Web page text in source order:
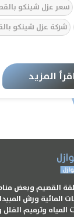
سعر عزل شينكو
شركة عزل شينكو
المزيد
القصيم وبعض
المائية ورش
المياه وترميم
الرئيسية
تواصل معنا
المقالات